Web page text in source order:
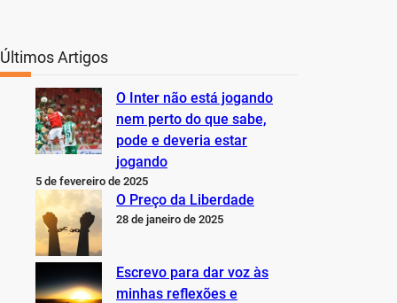
Últimos Artigos
O Inter não está jogando
nem perto do que sabe,
pode e deveria estar
jogando
5 de fevereiro de 2025
O Preço da Liberdade
28 de janeiro de 2025
Escrevo para dar voz às
minhas reflexões e